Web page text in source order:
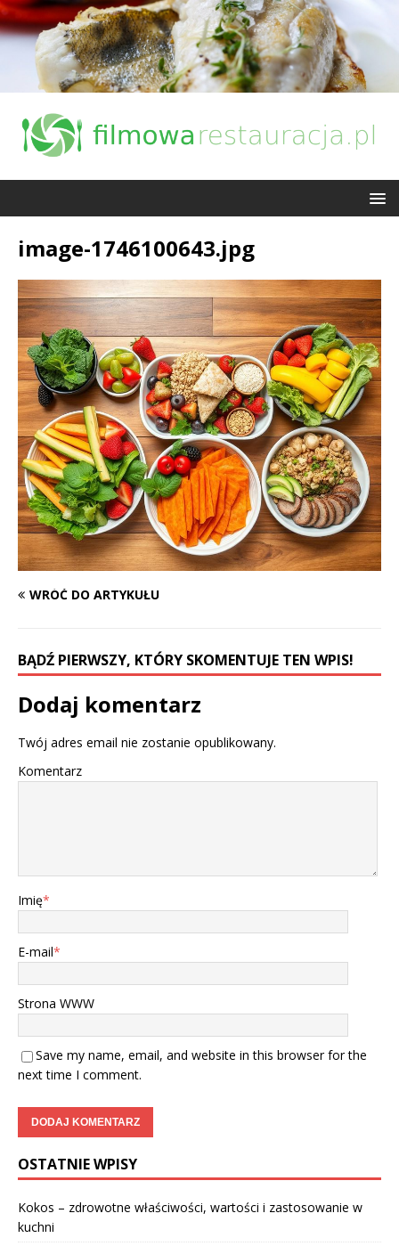
image-1746100643.jpg
WRÓĆ DO ARTYKUŁU
BĄDŹ PIERWSZY, KTÓRY SKOMENTUJE TEN WPIS!
Dodaj komentarz
Twój adres email nie zostanie opublikowany.
Komentarz
Imię*
E-mail*
Strona WWW
Save my name, email, and website in this browser for the
next time I comment.
OSTATNIE WPISY
Kokos – zdrowotne właściwości, wartości i zastosowanie w
kuchni